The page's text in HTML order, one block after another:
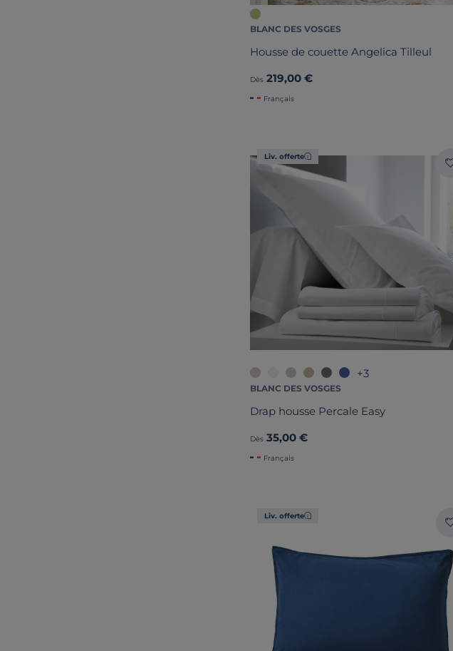
BLANC DES VOSGES
Housse de couette Angelica Tilleul
Dès 219,00 €
Français
Liv. offerte
+3
BLANC DES VOSGES
Drap housse Percale Easy
Dès 35,00 €
Français
Liv. offerte